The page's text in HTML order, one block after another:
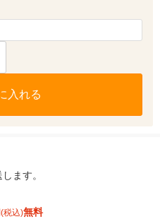
入れる
ます。
(税込)無料